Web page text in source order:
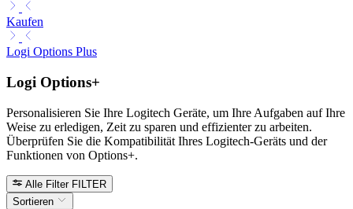
Kaufen
Logi Options Plus
Logi Options+
Personalisieren Sie Ihre Logitech Geräte, um Ihre Aufgaben auf Ihre
Weise zu erledigen, Zeit zu sparen und effizienter zu arbeiten.
Überprüfen Sie die Kompatibilität Ihres Logitech-Geräts und der
Funktionen von Options+.
Alle Filter FILTER
Sortieren